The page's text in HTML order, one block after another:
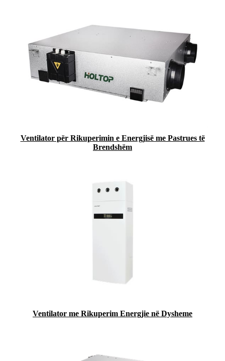
Ventilator për Rikuperimin e Energjisë me Pastrues të
Brendshëm
Ventilator me Rikuperim Energjie në Dysheme